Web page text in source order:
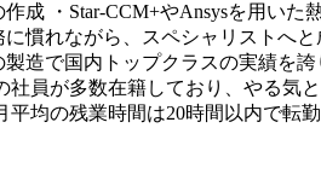
成 ・Star-CCM+やAnsysを用い
れながら、スペシャリストへ
造で国内トップクラスの実績を
員が多数在籍しており、やる気
均の残業時間は20時間以内で転